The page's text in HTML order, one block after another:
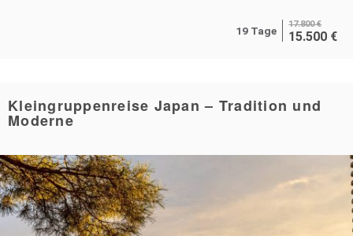
19 Tage
17.800 €
15.500 €
Kleingruppenreise Japan – Tradition und
Moderne